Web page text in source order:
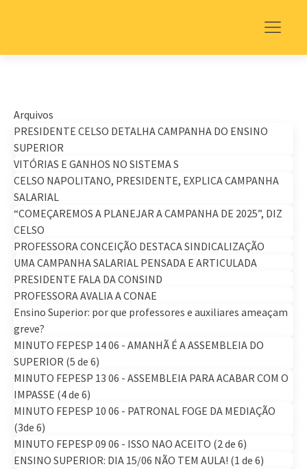
Arquivos
PRESIDENTE CELSO DETALHA CAMPANHA DO ENSINO
SUPERIOR
VITÓRIAS E GANHOS NO SISTEMA S
CELSO NAPOLITANO, PRESIDENTE, EXPLICA CAMPANHA
SALARIAL
“COMEÇAREMOS A PLANEJAR A CAMPANHA DE 2025”, DIZ
CELSO
PROFESSORA CONCEIÇÃO DESTACA SINDICALIZAÇÃO
UMA CAMPANHA SALARIAL PENSADA E ARTICULADA
PRESIDENTE FALA DA CONSIND
PROFESSORA AVALIA A CONAE
Ensino Superior: por que professores e auxiliares ameaçam
greve?
MINUTO FEPESP 14 06 - AMANHÃ É A ASSEMBLEIA DO
SUPERIOR (5 de 6)
MINUTO FEPESP 13 06 - ASSEMBLEIA PARA ACABAR COM O
IMPASSE (4 de 6)
MINUTO FEPESP 10 06 - PATRONAL FOGE DA MEDIAÇÃO
(3de 6)
MINUTO FEPESP 09 06 - ISSO NAO ACEITO (2 de 6)
ENSINO SUPERIOR: DIA 15/06 NÃO TEM AULA! (1 de 6)